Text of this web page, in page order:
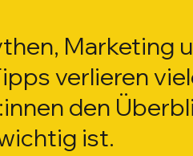
Marketing
verlieren
den
ist.